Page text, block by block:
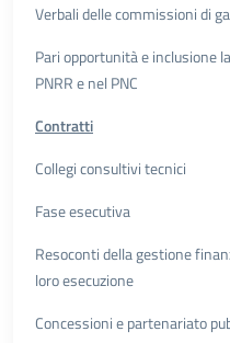
Verbali delle commissioni di
Pari opportunità e inclusione
PNRR e nel PNC
Contratti
Collegi consultivi tecnici
Fase esecutiva
Resoconti della gestione
loro esecuzione
Concessioni e partenariato